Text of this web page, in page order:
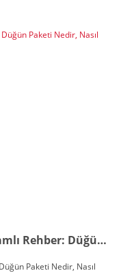
Yeni Evlenecekler İçin Kapsamlı Rehber: Düğün Paketi Nedir, Nasıl Seçilir?
Paketi Nedir, Nasıl